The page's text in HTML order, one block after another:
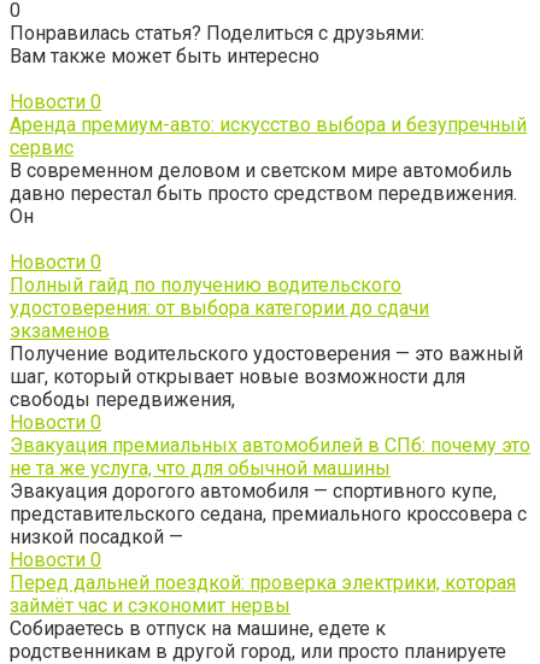
0
Понравилась статья? Поделиться с друзьями:
Вам также может быть интересно
Новости 0
Аренда премиум-авто: искусство выбора и безупречный
сервис
В современном деловом и светском мире автомобиль
давно перестал быть просто средством передвижения.
Он
Новости 0
Полный гайд по получению водительского
удостоверения: от выбора категории до сдачи
экзаменов
Получение водительского удостоверения — это важный
шаг, который открывает новые возможности для
свободы передвижения,
Новости 0
Эвакуация премиальных автомобилей в СПб: почему это
не та же услуга, что для обычной машины
Эвакуация дорогого автомобиля — спортивного купе,
представительского седана, премиального кроссовера с
низкой посадкой —
Новости 0
Перед дальней поездкой: проверка электрики, которая
займёт час и сэкономит нервы
Собираетесь в отпуск на машине, едете к
родственникам в другой город, или просто планируете